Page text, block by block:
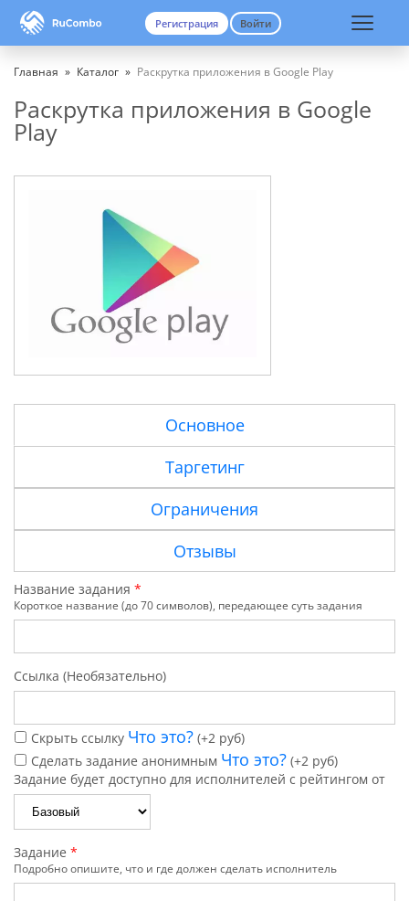
Вход Регистрация
Главная » Каталог » Раскрутка приложения в Google Play
Регистрация Войти
Раскрутка приложения в Google
Play
Основное
Таргетинг
Ограничения
Отзывы
Название задания *
Короткое название (до 70 символов), передающее суть задания
Ссылка (Необязательно)
Скрыть ссылку Что это? (+2 руб)
Сделать задание анонимным Что это? (+2 руб)
Задание будет доступно для исполнителей с рейтингом от
Задание *
Подробно опишите, что и где должен сделать исполнитель